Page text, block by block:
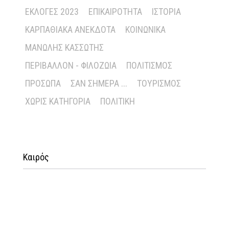
ΕΚΛΟΓΈΣ 2023
ΕΠΙΚΑΙΡΌΤΗΤΑ
ΙΣΤΟΡΊΑ
ΚΑΡΠΑΘΙΑΚΆ ΑΝΈΚΔΟΤΑ
ΚΟΙΝΩΝΙΚΆ
ΜΑΝΏΛΗΣ ΚΑΣΣΏΤΗΣ
ΠΕΡΙΒΆΛΛΟΝ - ΦΙΛΟΖΩΊΑ
ΠΟΛΙΤΙΣΜΌΣ
ΠΡΌΣΩΠΑ
ΣΑΝ ΣΉΜΕΡΑ ...
ΤΟΥΡΙΣΜΌΣ
ΧΩΡΊΣ ΚΑΤΗΓΟΡΊΑ
ΠΟΛΙΤΙΚΉ
Καιρός